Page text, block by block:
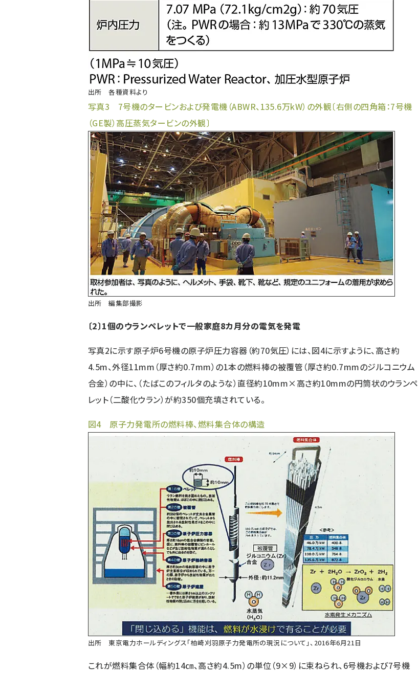
出所 各種資料より
写真3 7号機のタービンおよび発電機（ABWR、135.6万kW）の外観〔右側の四角箱：7号機
（GE製）高圧蒸気タービンの外観〕
出所 編集部撮影
〔2〕1個のウランペレットで一般家庭8カ月分の電気を発電
写真2に示す原子炉6号機の原子炉圧力容器（約70気圧）には、図4に示すように、高さ約
4.5m、外径11mm（厚さ約0.7mm）の1本の燃料棒の被覆管（厚さ約0.7mmのジルコニウム
合金）の中に、（たばこのフィルタのような）直径約10mm×高さ約10mmの円筒状のウランペ
レット（二酸化ウラン）が約350個充填されている。
図4 原子力発電所の燃料棒、燃料集合体の構造
出所 東京電力ホールディングス「柏崎刈羽原子力発電所の現況について」、2016年6月21日
これが燃料集合体（幅約14㎝、高さ約4.5m）の単位（9×9）に束ねられ、6号機および7号機